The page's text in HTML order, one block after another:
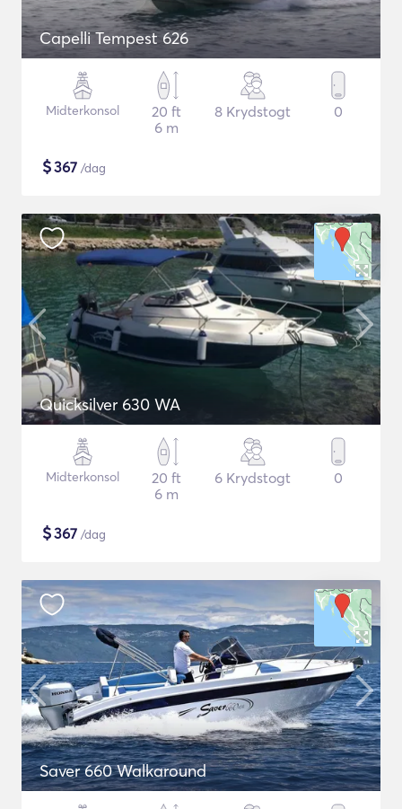
Capelli Tempest 626
Midterkonsol
20 ft
6 m
8 Krydstogt 0
$367 /dag
Quicksilver 630 WA
Midterkonsol
20 ft
6 m
6 Krydstogt 0
$367 /dag
Saver 660 Walkaround